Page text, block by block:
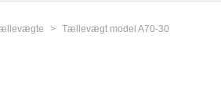
> Tællevægt model A70-30